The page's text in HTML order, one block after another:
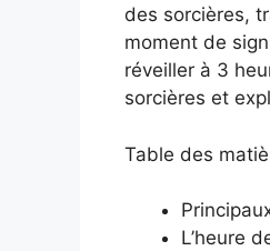
des sorcières,
moment de
réveiller à 3
sorcières et
Table des
L’heure